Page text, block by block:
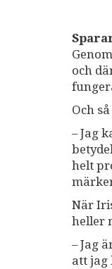
och
Och
– Jag
helt
När
heller
– Jag
att jag